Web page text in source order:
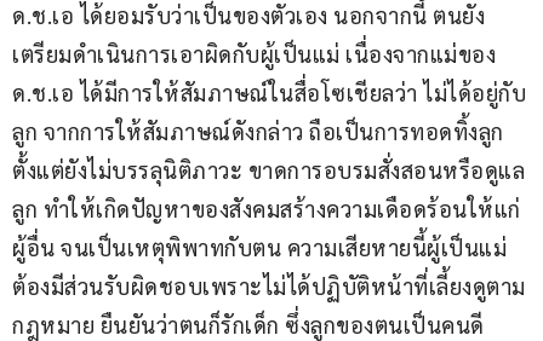
ด.ช.เอ ได้ยอมรับว่าเป็นของตัวเอง นอกจากนี้ ตนยัง
เตรียมดำเนินการเอาผิดกับผู้เป็นแม่ เนื่องจากแม่ของ
ด.ช.เอ ได้มีการให้สัมภาษณ์ในสื่อโซเชียลว่า ไม่ได้อยู่กับ
ลูก จากการให้สัมภาษณ์ดังกล่าว ถือเป็นการทอดทิ้งลูก
ตั้งแต่ยังไม่บรรลุนิติภาวะ ขาดการอบรมสั่งสอนหรือดูแล
ลูก ทำให้เกิดปัญหาของสังคมสร้างความเดือดร้อนให้แก่
ผู้อื่น จนเป็นเหตุพิพาทกับตน ความเสียหายนี้ผู้เป็นแม่
ต้องมีส่วนรับผิดชอบเพราะไม่ได้ปฏิบัติหน้าที่เลี้ยงดูตาม
กฎหมาย ยืนยันว่าตนก็รักเด็ก ซึ่งลูกของตนเป็นคนดี